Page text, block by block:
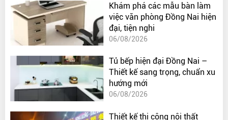
Khám phá các mẫu bàn làm
việc văn phòng Đồng Nai hiện
đại, tiện nghi
06/08/2026
Tủ bếp hiện đại Đồng Nai –
Thiết kế sang trọng, chuẩn xu
hướng mới
06/08/2026
Thiết kế thi công nội thất